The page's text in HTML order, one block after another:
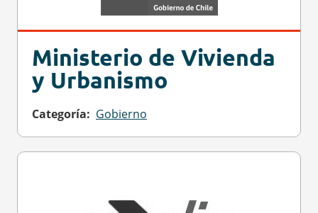
Ministerio de Vivienda
y Urbanismo
Categoría Gobierno